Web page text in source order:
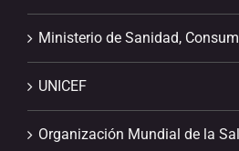
Ministerio de Sanidad,
UNICEF
Organización Mundial de la